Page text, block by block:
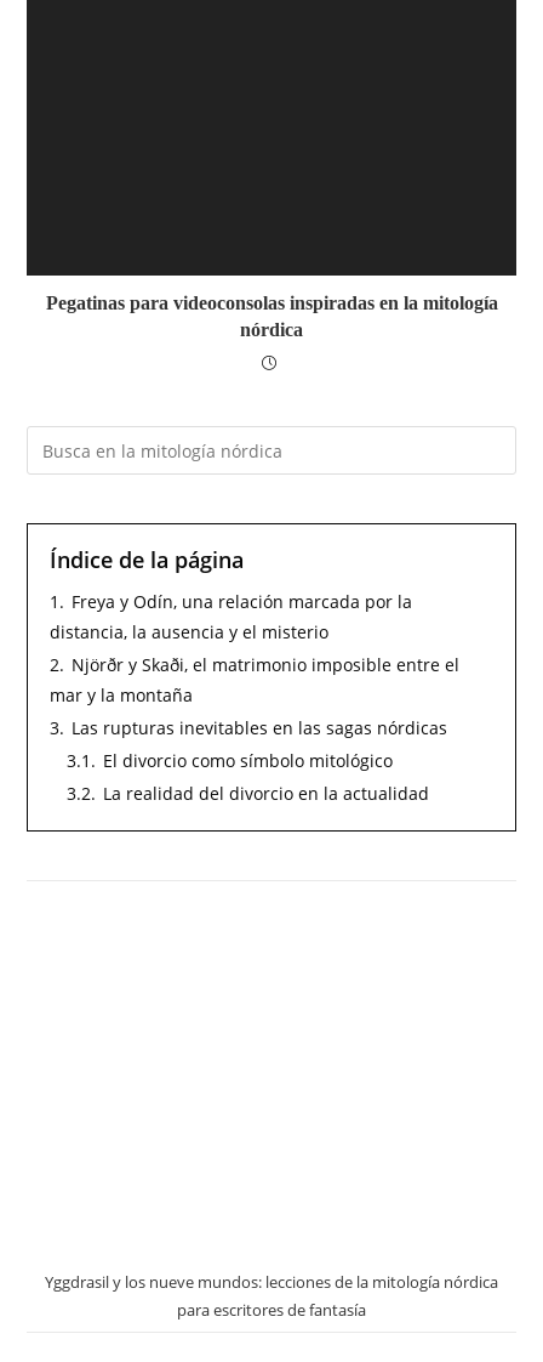
Pegatinas para videoconsolas inspiradas en la mitología
nórdica
Índice de la página
1. Freya y Odín, una relación marcada por la
distancia, la ausencia y el misterio
2. Njörðr y Skaði, el matrimonio imposible entre el
mar y la montaña
3. Las rupturas inevitables en las sagas nórdicas
3.1. El divorcio como símbolo mitológico
3.2. La realidad del divorcio en la actualidad
Yggdrasil y los nueve mundos: lecciones de la mitología nórdica
para escritores de fantasía